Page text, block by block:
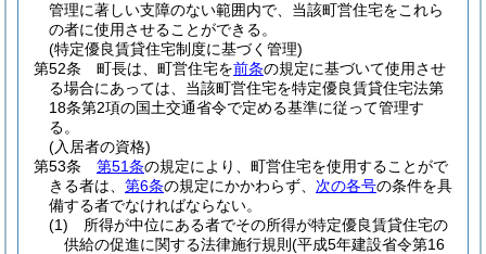
管理に著しい支障のない範囲内で、当該町営住宅をこれら
の者に使用させることができる。
(特定優良賃貸住宅制度に基づく管理)
第52条
町長は、町営住宅を前条の規定に基づいて使用させ
る場合にあっては、当該町営住宅を特定優良賃貸住宅法第
18条第2項の国土交通省令で定める基準に従って管理す
る。
(入居者の資格)
第53条
第51条の規定により、町営住宅を使用することがで
きる者は、 第6条の規定にかかわらず、 次の各号の条件を具
備する者でなければならない。
(1)
所得が中位にある者でその所得が特定優良賃貸住宅の
供給の促進に関する法律施行規則 (平成5年建設省令第16